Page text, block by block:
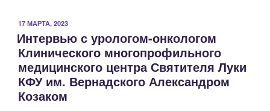
Всемирный
день
почки!»
ОПУБЛИКОВАНО
17 МАРТА, 2023
Интервью с урологом-онкологом
Клинического многопрофильного
медицинского центра Святителя Луки
КФУ им. Вернадского Александром
Козаком